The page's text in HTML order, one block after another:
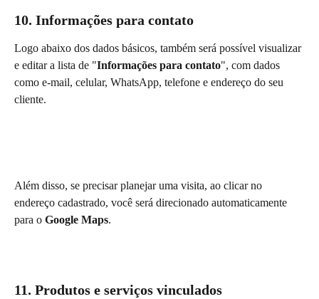
10. Informações para contato
Logo abaixo dos dados básicos, também será possível visualizar
e editar a lista de "Informações para contato", com dados
como e-mail, celular, WhatsApp, telefone e endereço do seu
cliente.
Além disso, se precisar planejar uma visita, ao clicar no
endereço cadastrado, você será direcionado automaticamente
para o Google Maps.
11. Produtos e serviços vinculados